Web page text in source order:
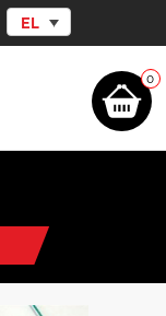
EL
0
/Δίχτυα
- Πάχος